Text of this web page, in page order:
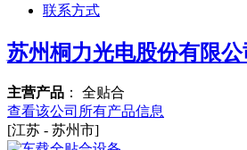
联系方式
苏州桐力光电股份有限公
主营产品 ： 全贴合
查看该公司所有产品信息
[江苏 - 苏州市]